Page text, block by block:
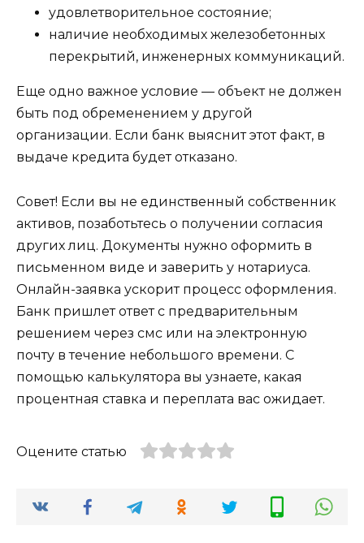
удовлетворительное состояние;
наличие необходимых железобетонных
перекрытий, инженерных коммуникаций.
Еще одно важное условие — объект не должен
быть под обременением у другой
организации. Если банк выяснит этот факт, в
выдаче кредита будет отказано.
Совет! Если вы не единственный собственник
активов, позаботьтесь о получении согласия
других лиц. Документы нужно оформить в
письменном виде и заверить у нотариуса.
Онлайн-заявка ускорит процесс оформления.
Банк пришлет ответ с предварительным
решением через смс или на электронную
почту в течение небольшого времени. С
помощью калькулятора вы узнаете, какая
процентная ставка и переплата вас ожидает.
Оцените статью